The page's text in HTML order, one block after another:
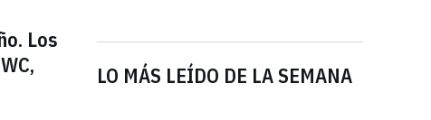
Los
LO MÁS LEÍDO DE LA SEMANA